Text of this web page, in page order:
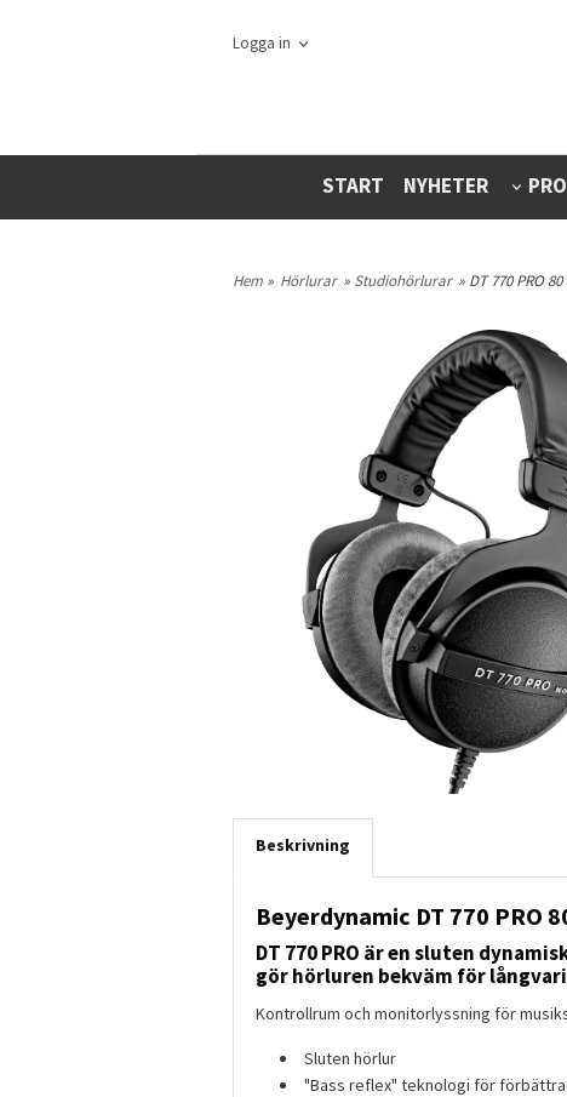
Logga in
START NYHETER
Hem » Hörlurar » Studiohörlurar » DT 770 PRO
Beskrivning
Beyerdynamic DT 770 PRO
DT 770 PRO är en sluten
gör hörluren bekväm för
Kontrollrum och monitorlyssning för
Sluten hörlur
"Bass reflex" teknologi för